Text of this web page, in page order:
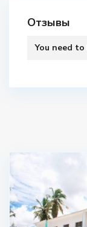
Отзывы
You need to